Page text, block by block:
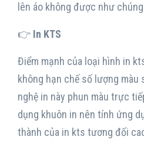
lên áo không được như
👉 In KTS
Điểm mạnh của loại hình in
không hạn chế số lượng
nghệ in này phun màu trực
dụng khuôn in nên tính ứng
thành của in kts tương đối